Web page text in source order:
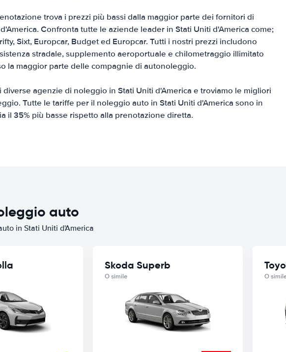
trova i prezzi più bassi dalla maggior parte dei fornitori di
Confronta tutte le aziende leader in Stati Uniti d'America come;
Sixt, Europcar, Budget ed Europcar. Tutti i nostri prezzi includono
stradale, supplemento aeroportuale e chilometraggio illimitato
la maggior parte delle compagnie di autonoleggio.
agenzie di noleggio in Stati Uniti d'America e troviamo le migliori
Tutte le tariffe per il noleggio auto in Stati Uniti d'America sono in
il 35% più basse rispetto alla prenotazione diretta.
auto
in Stati Uniti d'America
Skoda Superb
O simile O